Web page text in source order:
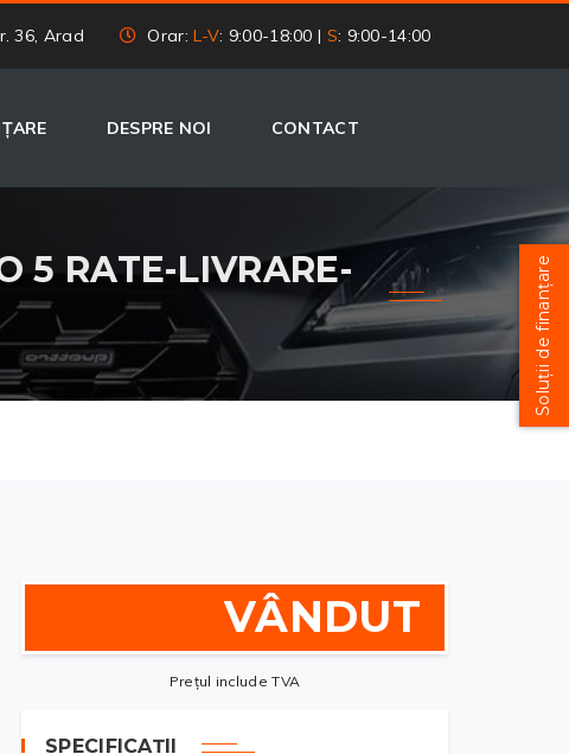
36, Arad Orar:L-V: 9:00-18:00 | S: 9:00-14:00
DESPRE NOI CONTACT
5 RATE-LIVRARE-
VÂNDUT
Prețul include TVA
SPECIFICAȚII
Soluții de finanțare